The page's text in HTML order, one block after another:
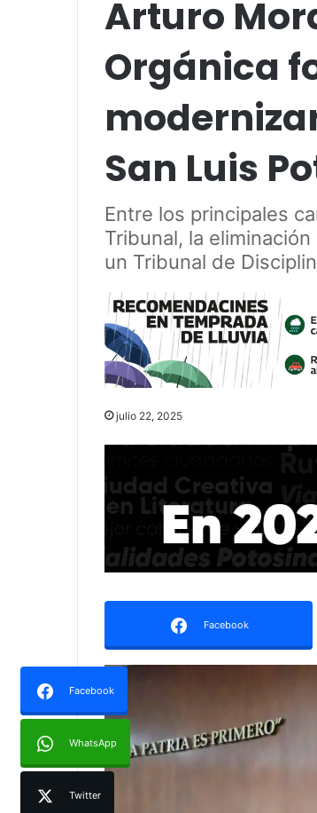
Arturo
Orgánica
San Luis
Entre los principales
Tribunal, la
un Tribunal de
julio 22, 2025
Facebook
Facebook
WhatsApp
Twitter